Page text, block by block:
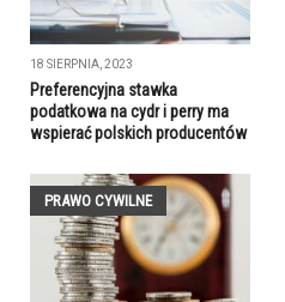
18 SIERPNIA, 2023
Preferencyjna stawka
podatkowa na cydr i perry ma
wspierać polskich producentów
PRAWO CYWILNE